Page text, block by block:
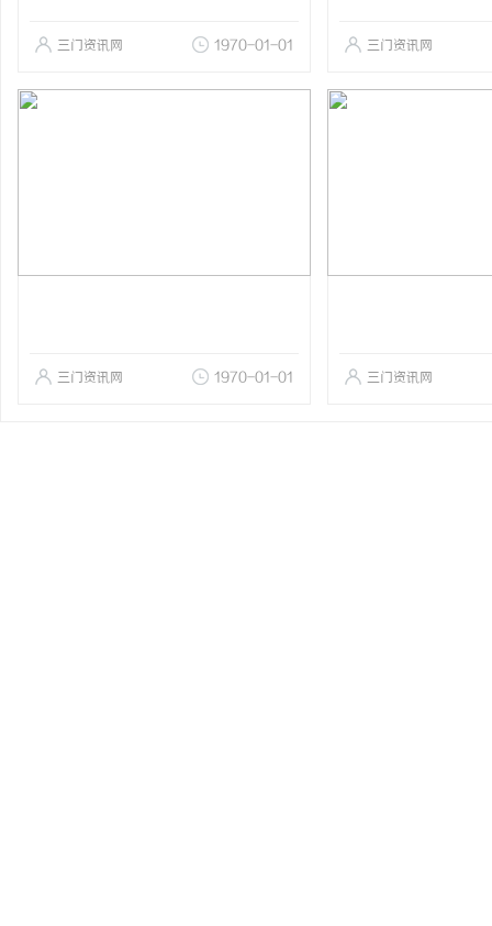
三门资讯网 1970-01-01 三门资讯网
三门资讯网 1970-01-01 三门资讯网